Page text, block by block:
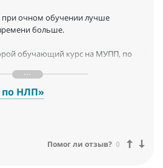
очном обучении лучше
больше.
обучающий курс на МУПП, по
Мне понравилось здесь учиться.
грамотно и кратко составленные
существуют другие
никто не мешает и с ними тоже
по НЛП»
Помог ли отзыв? 0